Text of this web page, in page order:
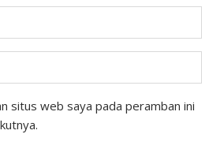
situs web saya pada peramban ini